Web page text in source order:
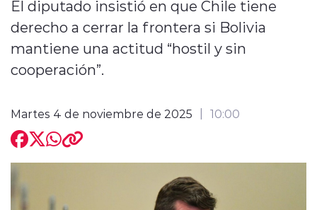
Entrevistas
modo claro
El diputado insistió en que Chile tiene
derecho a cerrar la frontera si Bolivia
mantiene una actitud “hostil y sin
cooperación”.
Martes 4 de noviembre de 2025 10:00